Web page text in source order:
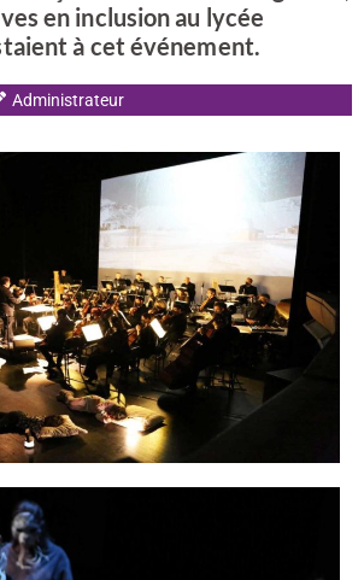
en inclusion au lycée
à cet événement.
Administrateur